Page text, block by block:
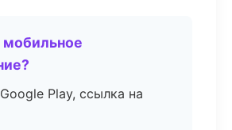
мобильное
Play, ссылка на